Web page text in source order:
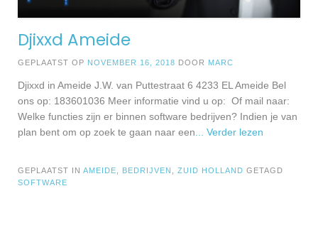
Djixxd Ameide
GEPLAATST OP NOVEMBER 16, 2018 DOOR MARC
Djixxd in Ameide J.W. van Puttestraat 6 4233 EL Ameide Bel
ons op: 183601036 Meer informatie vind u op: Of mail naar:
Welke functies zijn er binnen software bedrijven? Indien je van
plan bent om op zoek te gaan naar een ... Verder lezen
GEPLAATST IN AMEIDE BEDRIJVEN ZUID HOLLAND GETAGD
SOFTWARE